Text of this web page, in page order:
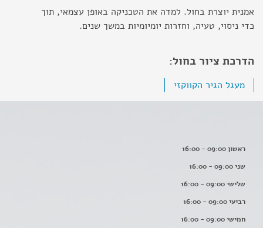
אמנית יוצרת בחול. למדה את הטכניקה באופן עצמאי, תוך
כדי ניסוי, טעיה, וחזרות יומיומיות במשך שנים.
הדרכת ציור בחול:
מעגל הגיר הקווקזי
ראשון 09:00 - 16:00
שני 09:00 - 16:00
שלישי 09:00 - 16:00
רביעי 09:00 - 16:00
חמישי 09:00 - 16:00